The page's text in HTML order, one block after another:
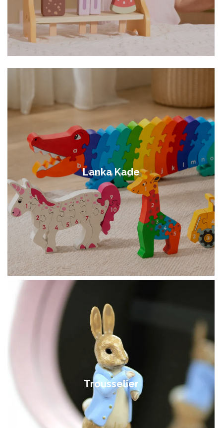
Lanka Kade
Trousselier